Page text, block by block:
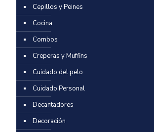
Cepillos y Peines
Cocina
Combos
Creperas y Muffins
Cuidado del pelo
Cuidado Personal
Decantadores
Decoración